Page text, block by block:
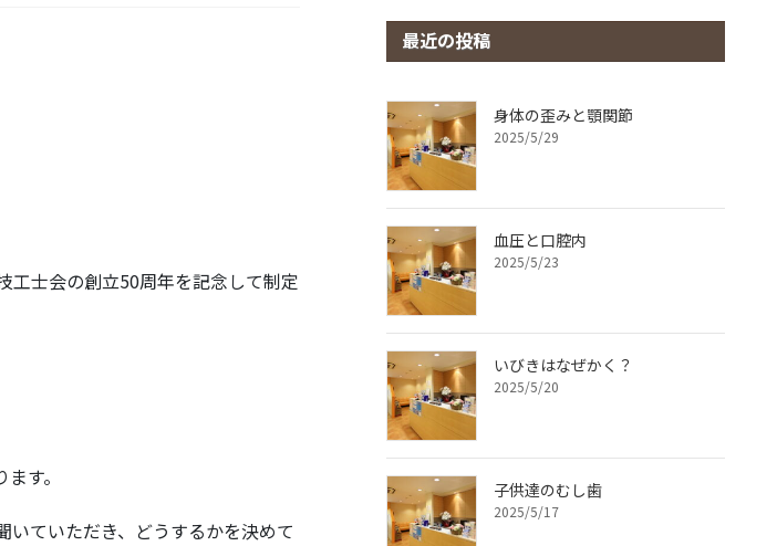
工士会の創立50周年を記念して制定
す。
ていただき、どうするかを決めて
最近の投稿
身体の歪みと顎関節
2025/5/29
血圧と口腔内
2025/5/23
いびきはなぜかく？
2025/5/20
子供達のむし歯
2025/5/17